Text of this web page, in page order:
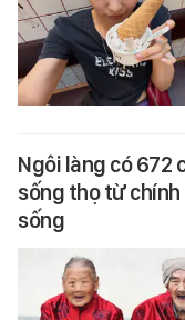
Ngôi làng có 672
sống thọ từ
sống